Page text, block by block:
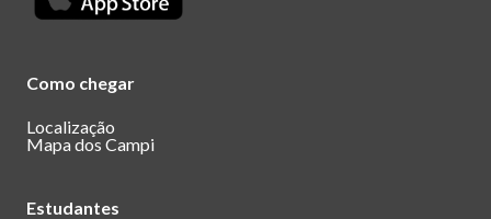
Como chegar
Localização
Mapa dos Campi
Estudantes